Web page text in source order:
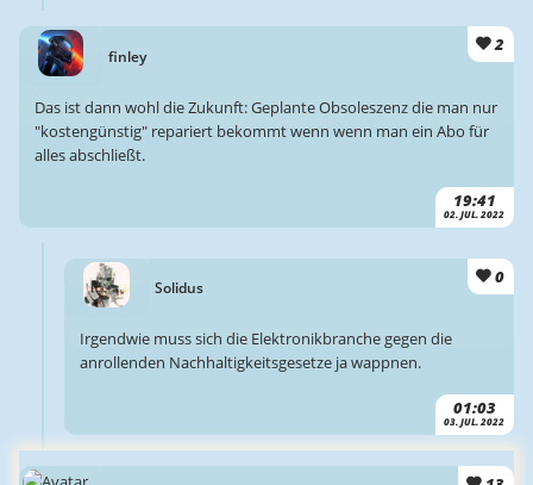
finley
2
19:41
02. JUL. 2022
Das ist dann wohl die Zukunft: Geplante Obsoleszenz die man nur
"kostengünstig" repariert bekommt wenn wenn man ein Abo für
alles abschließt.
Solidus
0
01:03
03. JUL. 2022
Irgendwie muss sich die Elektronikbranche gegen die
anrollenden Nachhaltigkeitsgesetze ja wappnen.